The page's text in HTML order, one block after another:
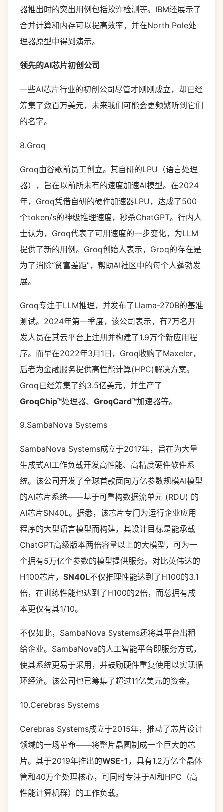
器推出时的突出用例包括欺诈检测等。IBM还展示了
合并计算和内存可以提高效率，并在North Pole处
理器原型中得到演示。
领先的AI芯片初创公司
一些AI芯片行业的初创公司尽管才刚刚成立，却已经
筹集了数百万美元，未来我们可能会更频繁听到它们
的名字。
8.Groq
Groq由谷歌前员工创立。其自研的LPU（语言处理
器），旨在以前所未有的速度加速AI模型。在2024
年，Groq凭借自研的硬件加速器LPU，达成了500
个token/s的神级推理速度，秒杀ChatGPT。行内人
士认为，Groq代表了可用速度的一步变化，为LLM
提供了新的用例。Groq创始人表示，Groq的存在是
为了消除“贫富差距”，帮助AI社区中的每个人蓬勃发
展。
Groq专注于LLM推理，并发布了Llama-270B的基准
测试。2024年第一季度，该公司表示，有7万名开
发人员在其云平台上注册并构建了1.9万个新应用程
序。而早在2022年3月1日，Groq收购了Maxeler，
后者为金融服务提供高性能计算(HPC)解决方案。
Groq已经筹集了约3.5亿美元，并生产了
GroqChip™处理器、 GroqCard™加速器等。
9.SambaNova Systems
SambaNova Systems成立于2017年，旨在为大量
生成式AI工作负载开发高性能、高精度硬件软件系
统。该公司开发了全球首款面向万亿参数规模AI模型
的AI芯片系统——基于可重构数据流单元 (RDU) 的
AI芯片SN40L。据悉，该芯片专门为运行企业应用
程序的大型语言模型而构建，其设计目标是能承载
ChatGPT高级版本两倍容量以上的大模型，可为一
个拥有5万亿个参数的模型提供服务。对比英伟达的
H100芯片， SN40L不仅推理性能达到了H100的3.1
倍，在训练性能也达到了H100的2倍，而总拥有成
本更仅有其1/10。
不仅如此，SambaNova Systems还将其平台出租
给企业。SambaNova的人工智能平台即服务方式，
使其系统更易于采用，并鼓励硬件重复使用以实现循
环经济。该公司也已筹集了超过11亿美元的资金。
10.Cerebras Systems
Cerebras Systems成立于2015年，推动了芯片设计
领域的一场革命——将整片晶圆制成一个巨大的芯
片。其于2019年推出的WSE-1 ，具有1.2万亿个晶体
管和40万个处理核心，可同时专注于AI和HPC（高
性能计算机群）的工作负载。